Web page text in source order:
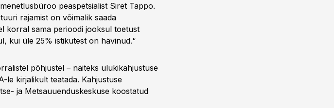
peaspetsialist Siret Tappo.
rajamist on võimalik saada
korral sama perioodi jooksul toetust
kui üle 25% istikutest on hävinud.“
põhjustel – näiteks ulukikahjustuse
le kirjalikult teatada. Kahjustuse
ja Metsauuenduskeskuse koostatud